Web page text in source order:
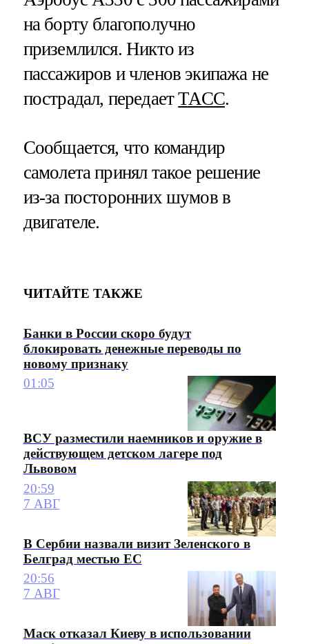
на борту благополучно
приземлился. Никто из
пассажиров и членов экипажа не
пострадал, передаетТАСС.
Сообщается, что командир
самолета принял такое решение
из-за посторонних шумов в
двигателе.
ЧИТАЙТЕ ТАКЖЕ
Банки в России скоро будут
блокировать денежные переводы по
новому признаку
01:05
ВСУ разместили наемников и оружие в
действующем детском лагере под
Львовом
20:59
7 АВГ
В Сербии назвали визит Зеленского в
Белград местью ЕС
20:56
7 АВГ
Маск отказал Киеву в использовании